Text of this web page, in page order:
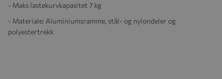
- Maks lastekurvkapasitet 7 kg
- Materiale: Aluminiumsramme, stål- og nylondeler og
polyestertrekk